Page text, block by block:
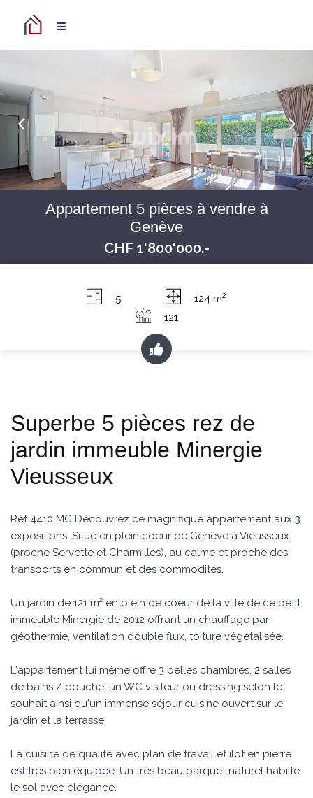
Appartement 5 pièces à vendre à
Genève
CHF 1'800'000.-
5 124 m2
121
Superbe 5 pièces rez de
jardin immeuble Minergie
Vieusseux
Réf 4410 MC Découvrez ce magnifique appartement aux 3
expositions. Situé en plein coeur de Genève à Vieusseux
(proche Servette et Charmilles), au calme et proche des
transports en commun et des commodités.
Un jardin de 121 m² en plein de coeur de la ville de ce petit
immeuble Minergie de 2012 offrant un chauffage par
géothermie, ventilation double flux, toiture végétalisée.
L'appartement lui même offre 3 belles chambres, 2 salles
de bains / douche, un WC visiteur ou dressing selon le
souhait ainsi qu'un immense séjour cuisine ouvert sur le
jardin et la terrasse.
La cuisine de qualité avec plan de travail et ilot en pierre
est très bien équipée. Un très beau parquet naturel habille
le sol avec élégance.